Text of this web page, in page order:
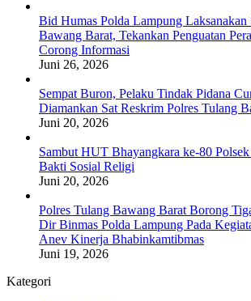
Bid Humas Polda Lampung
Bawang Barat, Tekankan Penguatan
Corong Informasi
Juni 26, 2026
Sempat Buron, Pelaku Tindak Pidana
Diamankan Sat Reskrim Polres Tulang
Juni 20, 2026
Sambut HUT Bhayangkara ke-80
Bakti Sosial Religi
Juni 20, 2026
Polres Tulang Bawang Barat Borong
Dir Binmas Polda Lampung Pada
Anev Kinerja Bhabinkamtibmas
Juni 19, 2026
Kategori